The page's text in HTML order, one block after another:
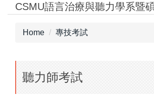
JumpCSMU語言治療與聽力學系暨
Home 專技考試
聽力師考試